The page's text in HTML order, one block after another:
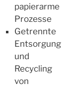
papierarme
Prozesse
Getrennte
Entsorgung
und
Recycling
von